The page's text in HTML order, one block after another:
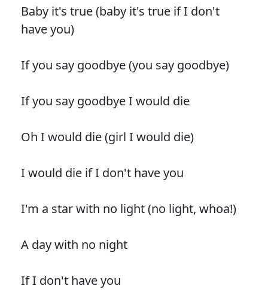
Baby it's true (baby it's true if I don't
have you)
If you say goodbye (you say goodbye)
If you say goodbye I would die
Oh I would die (girl I would die)
I would die if I don't have you
I'm a star with no light (no light, whoa!)
A day with no night
If I don't have you